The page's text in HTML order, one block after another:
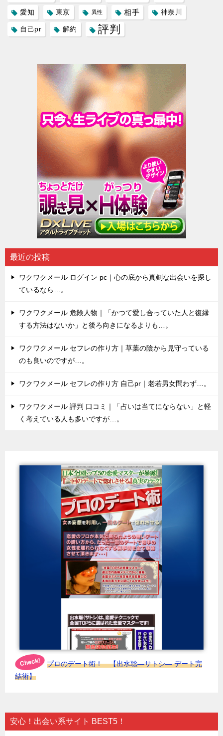
愛知 東京 異性 相手 神奈川
自己pr 解約 評判
最近の投稿
ワクワクメール ログイン pc｜心の底から真剣な出会いを探し
ているなら…。
ワクワクメール 危険人物｜「かつて愛し合っていた人と復縁
する方法はないか」と後ろ向きになるよりも…。
ワクワクメール セフレの作り方｜草葉の陰から見守っている
のも良いのですが…。
ワクワクメール セフレの作り方 自己pr｜老若男女問わず…。
ワクワクメール 評判 口コミ｜「占いは当てにならない」と軽
く考えている人も多いですが…。
プロのデート術！ 【出水聡―サトシ― デート完
結術】
安心！出会い系サイト BEST5！